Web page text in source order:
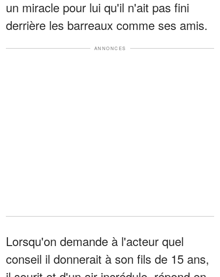
un miracle pour lui qu'il n'ait pas fini
derrière les barreaux comme ses amis.
ANNONCES
Lorsqu'on demande à l'acteur quel
conseil il donnerait à son fils de 15 ans,